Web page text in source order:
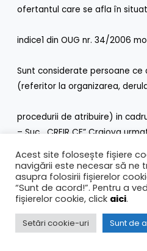
ofertantul care se afla în
indice1 din OUG nr. 34/2006
Sunt considerate persoane
(referitor la organizarea,
procedurii de atribuire) in cadrul
– Suc. „CREIR CF” Craiova
– Gheorghe Coman, Contabil
Divizia Linii – Radu Lucian
Popa, , Ing. Divizia Linii –Sorin
Acest site folosește fișiere
navigării este necesar să ne
asupra folosirii fișierelor
“Sunt de acord!”. Pentru a
fișierelor cookie, click aici.
Setări cookie-uri Sunt de